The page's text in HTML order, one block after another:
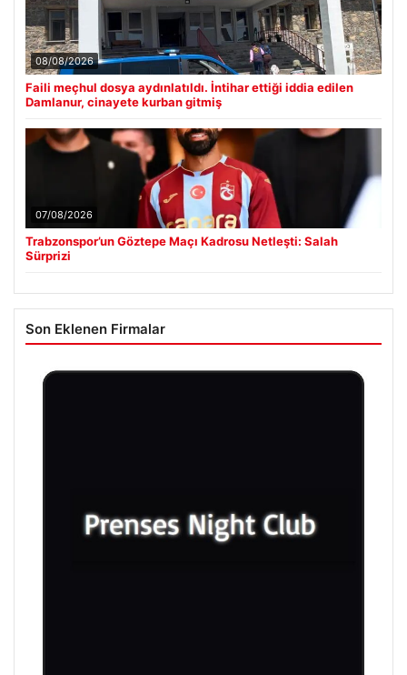
08/08/2026
Faili meçhul dosya aydınlatıldı. İntihar ettiği iddia edilen
Damlanur, cinayete kurban gitmiş
07/08/2026
Trabzonspor’un Göztepe Maçı Kadrosu Netleşti: Salah
Sürprizi
Son Eklenen Firmalar